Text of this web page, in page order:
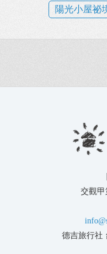
陽光小屋祕
交觀甲
德吉旅行社